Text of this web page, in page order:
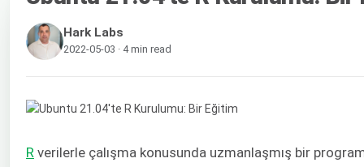
Hark Labs
2022-05-03 · 4 min read
R verilerle çalışma konusunda uzmanlaşmış bir